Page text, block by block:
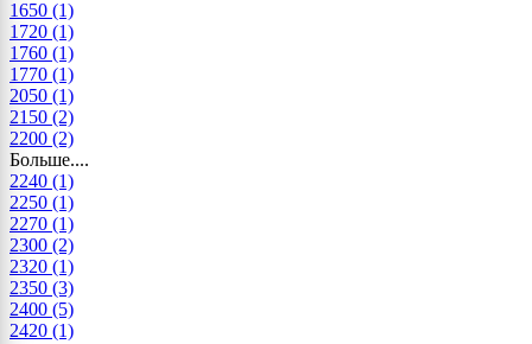
1650 (1)
1720 (1)
1760 (1)
1770 (1)
2050 (1)
2150 (2)
2200 (2)
Больше....
2240 (1)
2250 (1)
2270 (1)
2300 (2)
2320 (1)
2350 (3)
2400 (5)
2420 (1)